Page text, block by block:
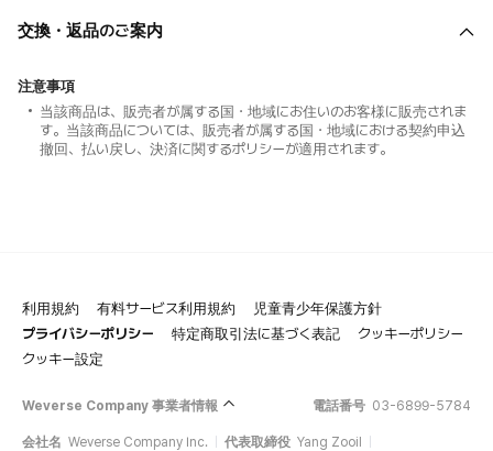
交換・返品のご案内
注意事項
当該商品は、販売者が属する国・地域にお住いのお客様に販売されま
す。当該商品については、販売者が属する国・地域における契約申込
撤回、払い戻し、決済に関するポリシーが適用されます。
利用規約 有料サービス利用規約
児童青少年保護方針
プライバシーポリシー
特定商取引法に基づく表記
クッキーポリシー
クッキー設定
Weverse Company 事業者情報 電話番号 03-6899-5784
会社名 Weverse Company Inc. 代表取締役 Yang Zooil